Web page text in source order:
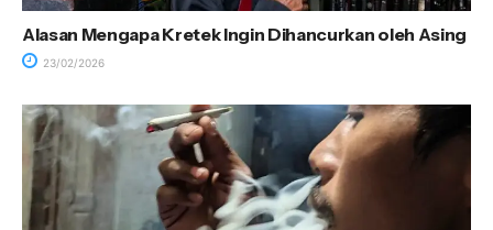
Alasan Mengapa Kretek Ingin Dihancurkan oleh Asing
23/02/2026